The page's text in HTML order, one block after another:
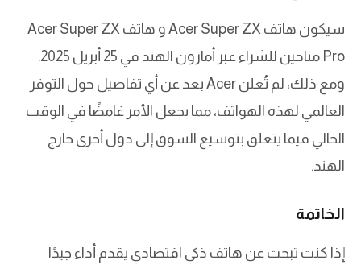
سيكون هاتف Acer Super ZX و هاتف Acer Super ZX
Pro متاحين للشراء عبر أمازون الهند في 25 أبريل 2025.
ومع ذلك، لم تُعلن Acer بعد عن أي تفاصيل حول التوفر
العالمي لهذه الهواتف، مما يجعل الأمر غامضًا في الوقت
الحالي فيما يتعلق بتوسيع السوق إلى دول أخرى خارج
الهند.
الخاتمة
إذا كنت تبحث عن هاتف ذكي اقتصادي يقدم أداء جيدًا